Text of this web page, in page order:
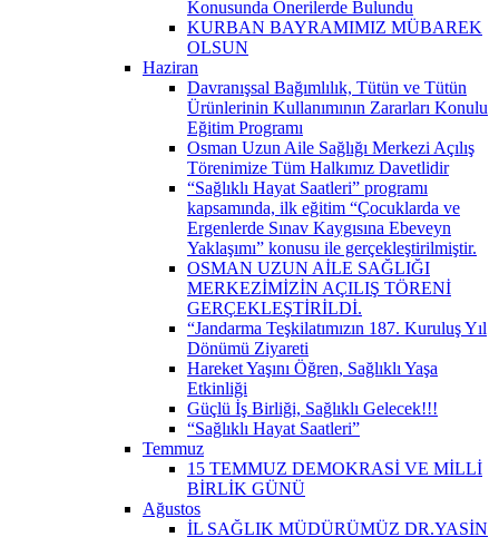
Konusunda Önerilerde Bulundu
KURBAN BAYRAMIMIZ MÜBAREK
OLSUN
Haziran
Davranışsal Bağımlılık, Tütün ve Tütün
Ürünlerinin Kullanımının Zararları Konulu
Eğitim Programı
Osman Uzun Aile Sağlığı Merkezi Açılış
Törenimize Tüm Halkımız Davetlidir
“Sağlıklı Hayat Saatleri” programı
kapsamında, ilk eğitim “Çocuklarda ve
Ergenlerde Sınav Kaygısına Ebeveyn
Yaklaşımı” konusu ile gerçekleştirilmiştir.
OSMAN UZUN AİLE SAĞLIĞI
MERKEZİMİZİN AÇILIŞ TÖRENİ
GERÇEKLEŞTİRİLDİ.
“Jandarma Teşkilatımızın 187. Kuruluş Yıl
Dönümü Ziyareti
Hareket Yaşını Öğren, Sağlıklı Yaşa
Etkinliği
Güçlü İş Birliği, Sağlıklı Gelecek!!!
“Sağlıklı Hayat Saatleri”
Temmuz
15 TEMMUZ DEMOKRASİ VE MİLLİ
BİRLİK GÜNÜ
Ağustos
İL SAĞLIK MÜDÜRÜMÜZ DR.YASİN